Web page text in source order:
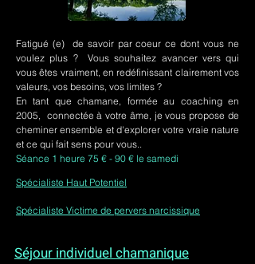
Fatigué (e) de savoir par coeur ce dont vous ne
voulez plus ? Vous souhaitez avancer vers qui
vous êtes vraiment, en redéfinissant clairement vos
valeurs, vos besoins, vos limites ?
En tant que chamane, formée au coaching en
2005, connectée à votre âme, je vous propose de
cheminer ensemble et d'explorer votre vraie nature
et ce qui fait sens pour vous..
Séance 1 heure 75 € - 90 € le samedi
Spécialiste Haut Potentiel
Spécialiste Victime de pervers narcissique
Séjour individuel chamanique